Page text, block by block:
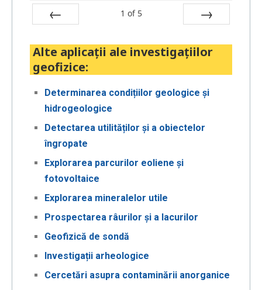
1 of 5
Alte aplicații ale investigațiilor
geofizice:
Determinarea condițiilor geologice și
hidrogeologice
Detectarea utilităților și a obiectelor
îngropate
Explorarea parcurilor eoliene și
fotovoltaice
Explorarea mineralelor utile
Prospectarea râurilor și a lacurilor
Geofizică de sondă
Investigații arheologice
Cercetări asupra contaminării anorganice